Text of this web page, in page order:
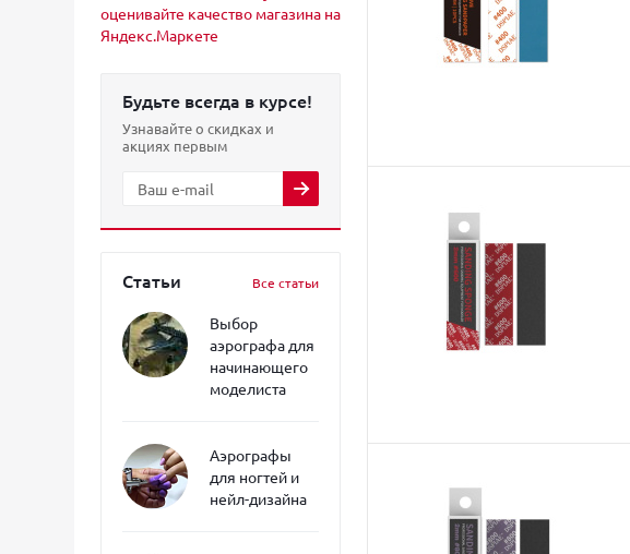
Будьте всегда в курсе!
Узнавайте о скидках и
акциях первым
Статьи Все статьи
Выбор
аэрографа для
начинающего
моделиста
Аэрографы
для ногтей и
нейл-дизайна